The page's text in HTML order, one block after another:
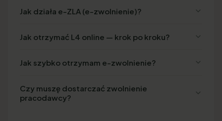
Jak działa e-ZLA (e-zwolnienie)?
Jak otrzymać L4 online — krok po kroku?
Jak szybko otrzymam e-zwolnienie?
Czy muszę dostarczać zwolnienie
pracodawcy?